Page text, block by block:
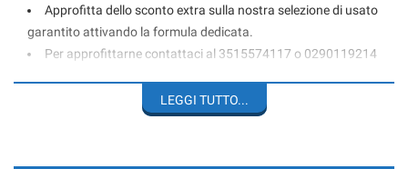
Approfitta dello sconto extra sulla nostra selezione di usato
garantito attivando la formula dedicata.
Per approfittarne contattaci al 3515574117 o 0290119214
PROPONIAMO LE NOSTRE VETTURE A VALORI TRA I PIÙ BASSI
LEGGI TUTTO...